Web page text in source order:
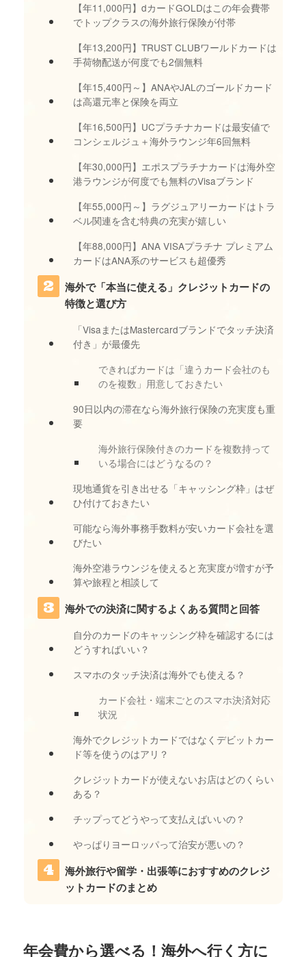
【年11,000円】dカードGOLDはこの年会費帯
でトップクラスの海外旅行保険が付帯
【年13,200円】TRUST CLUBワールドカードは
手荷物配送が何度でも2個無料
【年15,400円～】ANAやJALのゴールドカード
は高還元率と保険を両立
【年16,500円】UCプラチナカードは最安値で
コンシェルジュ＋海外ラウンジ年6回無料
【年30,000円】エポスプラチナカードは海外空
港ラウンジが何度でも無料のVisaブランド
【年55,000円～】ラグジュアリーカードはトラ
ベル関連を含む特典の充実が嬉しい
【年88,000円】ANA VISAプラチナ プレミアム
カードはANA系のサービスも超優秀
海外で「本当に使える」クレジットカードの
特徴と選び方
「VisaまたはMastercardブランドでタッチ決済
付き」が最優先
できればカードは「違うカード会社のも
のを複数」用意しておきたい
90日以内の滞在なら海外旅行保険の充実度も重
要
海外旅行保険付きのカードを複数持って
いる場合にはどうなるの？
現地通貨を引き出せる「キャッシング枠」はぜ
ひ付けておきたい
可能なら海外事務手数料が安いカード会社を選
びたい
海外空港ラウンジを使えると充実度が増すが予
算や旅程と相談して
海外での決済に関するよくある質問と回答
自分のカードのキャッシング枠を確認するには
どうすればいい？
スマホのタッチ決済は海外でも使える？
カード会社・端末ごとのスマホ決済対応
状況
海外でクレジットカードではなくデビットカー
ド等を使うのはアリ？
クレジットカードが使えないお店はどのくらい
ある？
チップってどうやって支払えばいいの？
やっぱりヨーロッパって治安が悪いの？
海外旅行や留学・出張等におすすめのクレジ
ットカードのまとめ
年会費から選べる！海外へ行く方に